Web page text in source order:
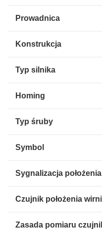
Prowadnica
Konstrukcja
Typ silnika
Homing
Typ śruby
Symbol
Sygnalizacja położenia
Czujnik położenia
Zasada pomiaru